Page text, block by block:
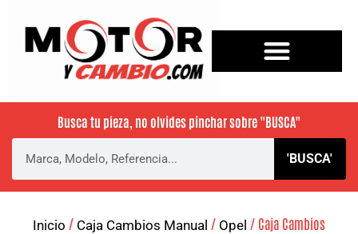
Busca tu pieza, no olvides pinchar sobre "BUSCA"
'BUSCA'
Inicio / Caja Cambios Manual / Opel / Caja Cambios